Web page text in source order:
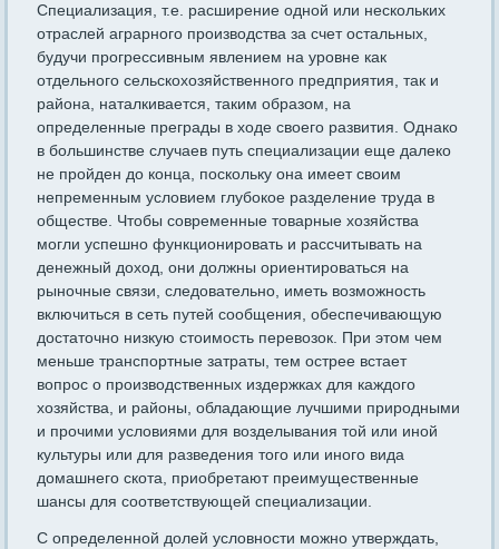
Специализация, т.е. расширение одной или нескольких
отраслей аграрного производства за счет осталь­ных,
будучи прогрессивным явлением на уровне как
отдельного сель­скохозяйственного предприятия, так и
района, наталкивается, та­ким образом, на
определенные преграды в ходе своего развития. Однако
в большинстве случаев путь специализации еще далеко
не пройден до конца, поскольку она имеет своим
непременным услови­ем глубокое разделение труда в
обществе. Чтобы современные то­варные хозяйства
могли успешно функционировать и рассчитывать на
денежный доход, они должны ориентироваться на
рыночные свя­зи, следовательно, иметь возможность
включиться в сеть путей со­общения, обеспечивающую
достаточно низкую стоимость перево­зок. При этом чем
меньше транспортные затраты, тем острее вста­ет
вопрос о производственных издержках для каждого
хозяйства, и районы, обладающие лучшими природными
и прочими условиями для возделывания той или иной
культуры или для разведения того или иного вида
домашнего скота, приобретают преимущественные
шансы для соответствующей специализации.
С определенной долей условности можно утверждать,